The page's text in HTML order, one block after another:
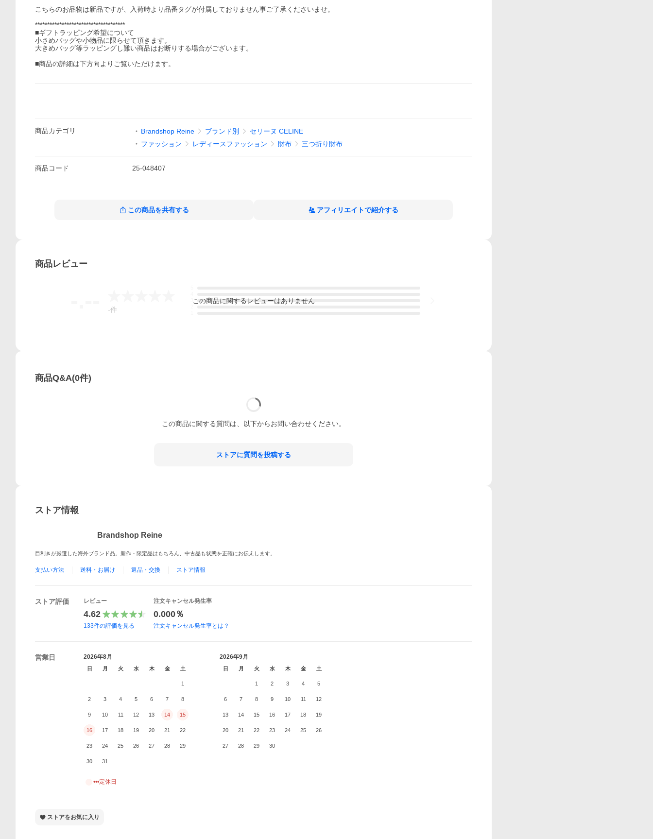
こちらのお品物は新品ですが、入荷時より品番タグが付属しておりません事ご了承くださいませ。
*************************************
■ギフトラッピング希望について
小さめバッグや小物品に限らせて頂きます。
大きめバッグ等ラッピングし難い商品はお断りする場合がございます。
■商品の詳細は下方向よりご覧いただけます。
商品カテゴリ Brandshop Reine ブランド別
セリーヌ CELINE
ファッション
レディースファッション 財布 三つ折り財布
商品コード 25-048407
この商品を共有する アフィリエイトで紹介する
商品レビュー
-件
この商品に関するレビューはありません
商品Q&A(0件)
この商品に関する質問は、以下からお問い合わせください。
ストアに質問を投稿する
ストア情報
Brandshop Reine
目利きが厳選した海外ブランド品。新作・限定品はもちろん、中古品も状態を正確にお伝えします。
支払い方法 送料・お届け 返品・交換 ストア情報
ストア評価 レビュー
4.62
133件の評価を見る
注文キャンセル発生率
0.000％
注文キャンセル発生率とは？
営業日 2026年8月
日 月 火 水 木 金 土
1
2 3 4 5 6 7 8
9 10 11 12 13 14 15
16 17 18 19 20 21 22
23 24 25 26 27 28 29
30 31
2026年9月
日 月 火 水 木 金 土
1 2 3 4 5
6 7 8 9 10 11 12
13 14 15 16 17 18 19
20 21 22 23 24 25 26
27 28 29 30
•••定休日
ストアをお気に入り